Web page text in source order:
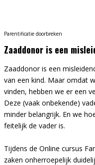
Parentificatie doorbreken
Zaaddonor is een
Zaaddonor is een
van een kind. Maar omdat
vinden, hebben we er een
Deze (vaak onbekende)
minder belangrijk. En we
feitelijk de vader is.
Tijdens de Online cursus
zaken onherroepelijk